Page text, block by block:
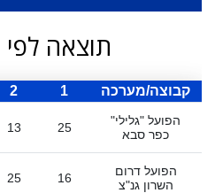
תוצאה
קבוצה/מערכה 1
2
הפועל "גלילי"
כפר סבא
25
13
הפועל דרום
השרון גנ"צ
16
25